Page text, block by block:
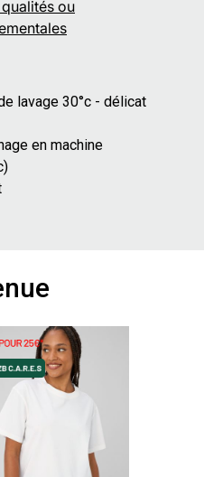
ou
lavage 30°c - délicat
en machine